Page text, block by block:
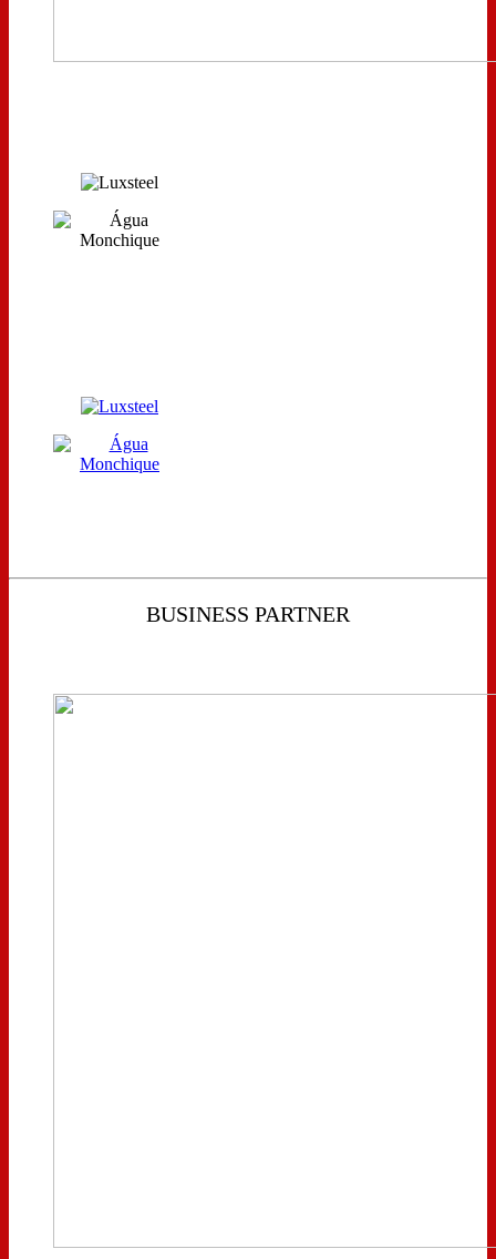
BUSINESS PARTNER